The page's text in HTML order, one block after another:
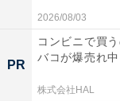
2026/08/03
PR
コンビニで買
バコが爆売れ中
株式会社HAL